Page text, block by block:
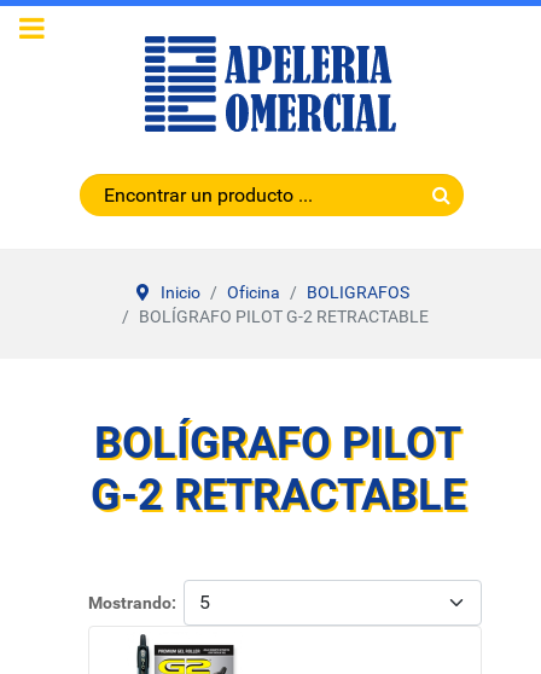
Inicio Oficina
BOLIGRAFOS
BOLÍGRAFO PILOT G-2 RETRACTABLE
BOLÍGRAFO PILOT
G-2 RETRACTABLE
Mostrando: